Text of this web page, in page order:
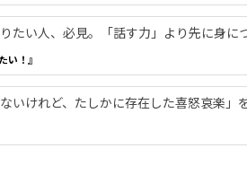
たい人、必見。「話す力」より先に身
い！』
ないけれど、たしかに存在した喜怒哀楽」